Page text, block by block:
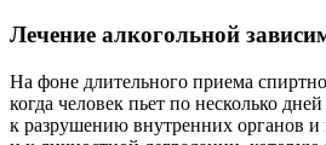
Лечение алкогольной
На фоне длительного приема
когда человек пьет по несколько
к разрушению внутренних органов